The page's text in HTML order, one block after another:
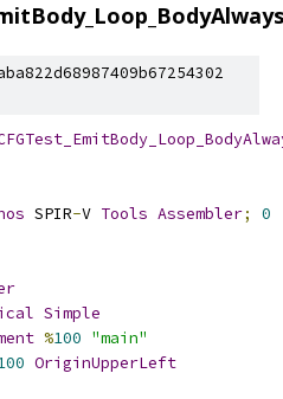
SPIR-V Tools Assembler;
0
Simple
%100 "main"
OriginUpperLeft